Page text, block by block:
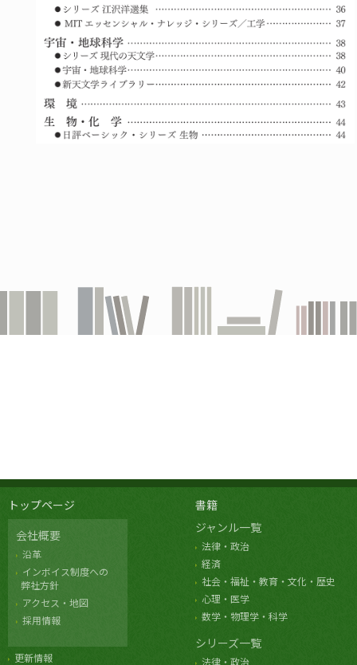
トップページ
会社概要
沿革
インボイス制度への
弊社方針
アクセス・地図
採用情報
更新情報
書籍
ジャンル一覧
法律・政治
経済
社会・福祉・教育・文化・歴史
心理・医学
数学・物理学・科学
シリーズ一覧
法律・政治